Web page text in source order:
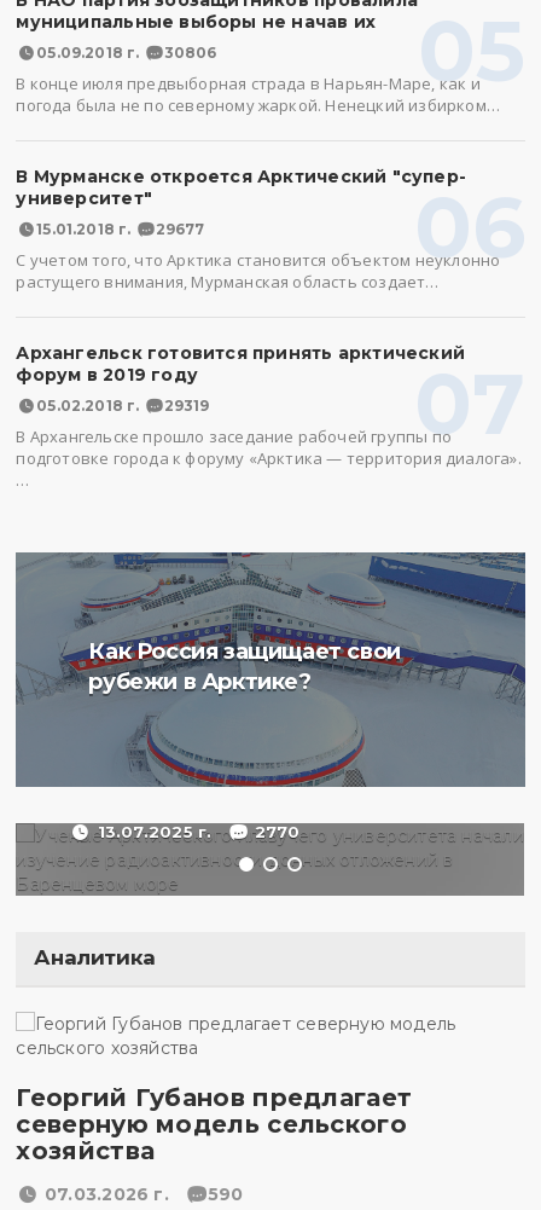
05
муниципальные выборы не начав их
05.09.2018 г. 30806
В конце июля предвыборная страда в Нарьян-Маре, как и
погода была не по северному жаркой. Ненецкий избирком…
06
В Мурманске откроется Арктический "супер-
университет"
15.01.2018 г. 29677
С учетом того, что Арктика становится объектом неуклонно
растущего внимания, Мурманская область создает…
07
Архангельск готовится принять арктический
форум в 2019 году
05.02.2018 г. 29319
В Архангельске прошло заседание рабочей группы по
подготовке города к форуму «Арктика — территория диалога».
…
Как Россия защищает свои
рубежи в Арктике?
Ученые Арктического
плавучего университета
радиоактивности донных
отложений в Баренцевом
13.07.2025 г. 2770
Аналитика
Георгий Губанов предлагает
северную модель сельского
хозяйства
07.03.2026 г. 590